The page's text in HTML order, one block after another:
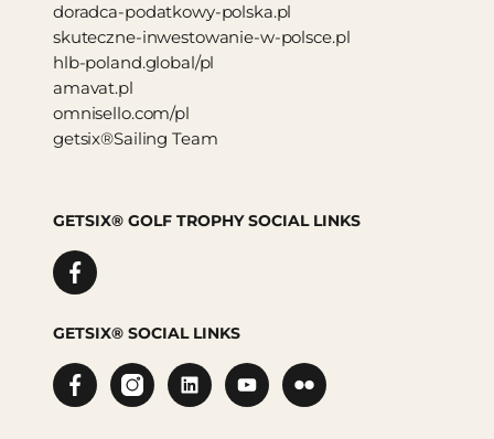
doradca-podatkowy-polska.pl
skuteczne-inwestowanie-w-polsce.pl
hlb-poland.global/pl
amavat.pl
omnisello.com/pl
getsix®Sailing Team
GETSIX® GOLF TROPHY SOCIAL LINKS
GETSIX® SOCIAL LINKS